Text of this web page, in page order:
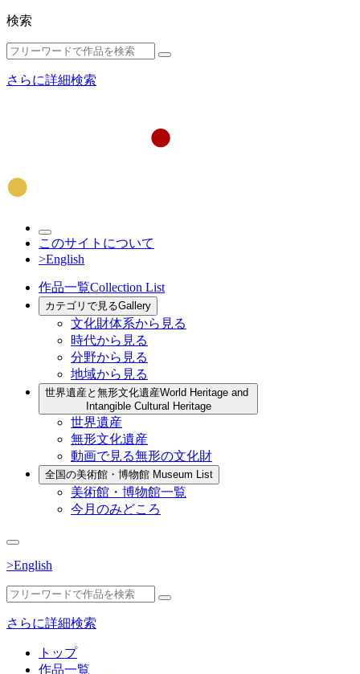
検索
さらに詳細検索
このサイトについて
>English
作品一覧Collection List
カテゴリで見るGallery
文化財体系から見る
時代から見る
分野から見る
地域から見る
世界遺産と無形文化遺産World Heritage and
Intangible Cultural Heritage
世界遺産
無形文化遺産
動画で見る無形の文化財
全国の美術館・博物館 Museum List
美術館・博物館一覧
今月のみどころ
>English
さらに詳細検索
トップ
作品一覧